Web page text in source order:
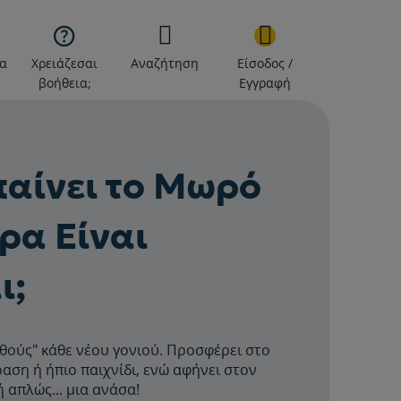

Χρειάζεσαι
βοήθεια;
Αναζήτηση
Είσοδος /
Εγγραφή
το Μωρό
Είναι
κάθε νέου γονιού. Προσφέρει στο
ή ήπιο παιχνίδι, ενώ αφήνει στον
απλώς... μια ανάσα!